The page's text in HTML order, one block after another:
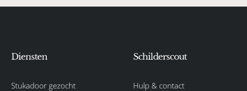
Diensten
Stukadoor gezocht
Schilderscout
Hulp & contact